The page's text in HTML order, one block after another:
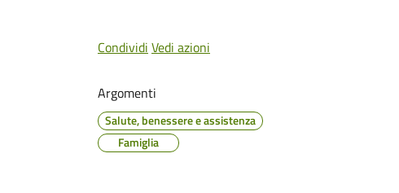
Condividi Vedi azioni
Argomenti
Salute, benessere e assistenza
Famiglia